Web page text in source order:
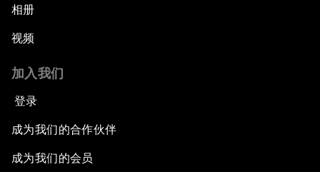
through Innovation
An Insight, An Idea with Kaushik Basu
The Health Advantage
Forum Debate: Financial Fault Lines
相册
视频
加入我们
登录
成为我们的合作伙伴
成为我们的会员